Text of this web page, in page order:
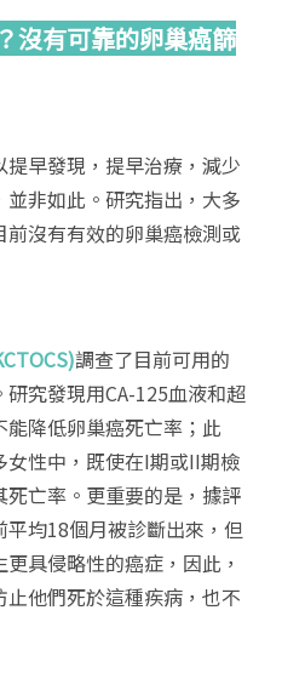
沒有可靠的卵巢癌篩
早發現，提早治療，減少
非如此。研究指出，大多
沒有有效的卵巢癌檢測或
調查了目前可用的
究發現用CA-125血液和超
降低卵巢癌死亡率；此
性中，既使在I期或II期檢
亡率。更重要的是，據評
均18個月被診斷出來，但
具侵略性的癌症，因此，
他們死於這種疾病，也不